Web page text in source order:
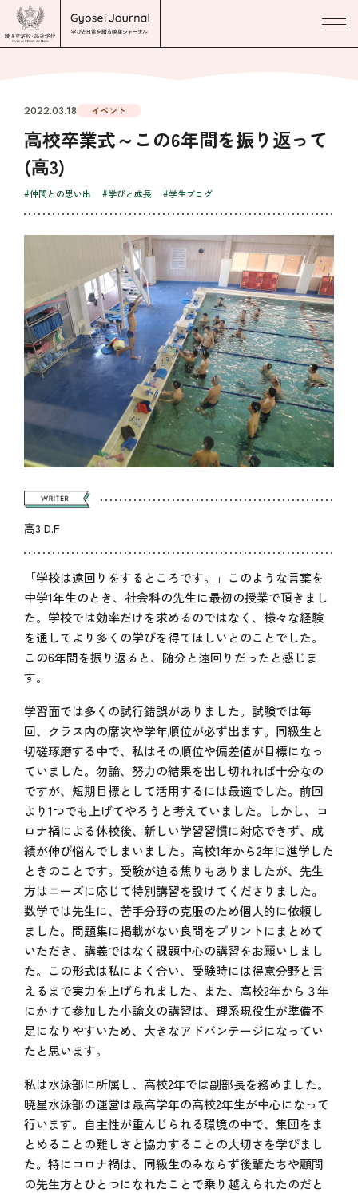
2022.03.18 イベント
高校卒業式～この6年間を振り返って
(高3)
#仲間との思い出 #学びと成長 #学生ブログ
高3 D.F
「学校は遠回りをするところです。」このような言葉を
中学1年生のとき、社会科の先生に最初の授業で頂きまし
た。学校では効率だけを求めるのではなく、様々な経験
を通してより多くの学びを得てほしいとのことでした。
この6年間を振り返ると、随分と遠回りだったと感じま
す。
学習面では多くの試行錯誤がありました。試験では毎
回、クラス内の席次や学年順位が必ず出ます。同級生と
切磋琢磨する中で、私はその順位や偏差値が目標になっ
ていました。勿論、努力の結果を出し切れれば十分なの
ですが、短期目標として活用するには最適でした。前回
より1つでも上げてやろうと考えていました。しかし、コ
ロナ禍による休校後、新しい学習習慣に対応できず、成
績が伸び悩んでしまいました。高校1年から2年に進学した
ときのことです。受験が迫る焦りもありましたが、先生
方はニーズに応じて特別講習を設けてくださりました。
数学では先生に、苦手分野の克服のため個人的に依頼し
ました。問題集に掲載がない良問をプリントにまとめて
いただき、講義ではなく課題中心の講習をお願いしまし
た。この形式は私によく合い、受験時には得意分野と言
えるまで実力を上げられました。また、高校2年から３年
にかけて参加した小論文の講習は、理系現役生が準備不
足になりやすいため、大きなアドバンテージになってい
たと思います。
私は水泳部に所属し、高校2年では副部長を務めました。
暁星水泳部の運営は最高学年の高校2年生が中心になって
行います。自主性が重んじられる環境の中で、集団をま
とめることの難しさと協力することの大切さを学びまし
た。特にコロナ禍は、同級生のみならず後輩たちや顧問
の先生方とひとつになれたことで乗り越えられたのだと